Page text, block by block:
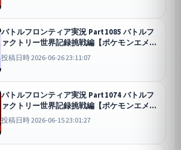
バトルフロンティア実況 Part1085 バトルフ
ァクトリー世界記録挑戦編【ポケモンエメラ
ルド】
投稿日時 2026-06-26 23:11:07
バトルフロンティア実況 Part1074 バトルフ
ァクトリー世界記録挑戦編【ポケモンエメラ
ルド】
投稿日時 2026-06-15 23:01:27